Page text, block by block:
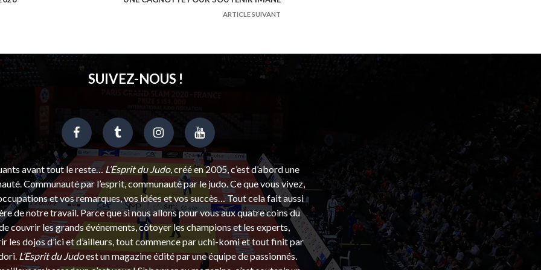
ARTICLE SUIVANT
SUIVEZ-NOUS !
avant tout le reste… L’Esprit du Judo, créé en 2005, c’est d’abord une
Communauté par l’esprit, communauté par le judo. Ce que vous vivez,
et vos remarques, vos idées et vos succès… Tout cela fait aussi
de notre travail. Parce que si nous allons pour vous aux quatre coins du
couvrir les grands événements, côtoyer les champions et les experts,
les dojos d’ici et d’ailleurs, tout commence par uchi-komi et tout finit par
L’Esprit du Judoest un magazine édité par une équipe de passionnés.